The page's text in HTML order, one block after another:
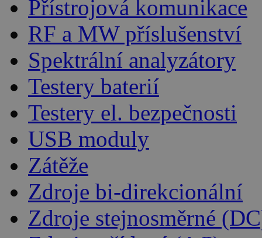
Přístrojová komunikace
RF a MW příslušenství
Spektrální analyzátory
Testery baterií
Testery el. bezpečnosti
USB moduly
Zátěže
Zdroje bi-direkcionální
Zdroje stejnosměrné